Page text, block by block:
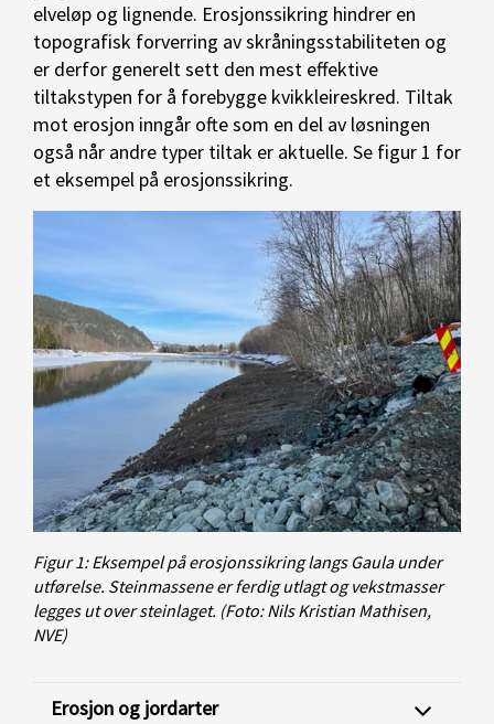
elveløp og lignende. Erosjonssikring hindrer en
topografisk forverring av skråningsstabiliteten og
er derfor generelt sett den mest effektive
tiltakstypen for å forebygge kvikkleireskred. Tiltak
mot erosjon inngår ofte som en del av løsningen
også når andre typer tiltak er aktuelle. Se figur 1 for
et eksempel på erosjonssikring.
Figur 1: Eksempel på erosjonssikring langs Gaula under
utførelse. Steinmassene er ferdig utlagt og vekstmasser
legges ut over steinlaget. (Foto: Nils Kristian Mathisen,
NVE)
Erosjon og jordarter